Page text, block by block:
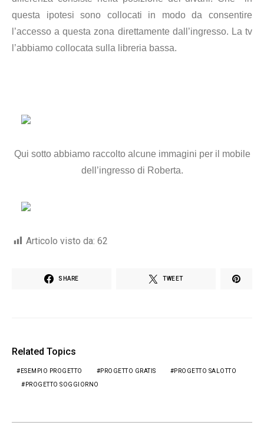
questa ipotesi sono collocati in modo da consentire
l’accesso a questa zona direttamente dall’ingresso. La tv
l’abbiamo collocata sulla libreria bassa.
Qui sotto abbiamo raccolto alcune immagini per il mobile
dell’ingresso di Roberta.
Articolo visto da: 62
SHARE TWEET
Related Topics
ESEMPIO PROGETTO PROGETTO GRATIS PROGETTO SALOTTO
PROGETTO SOGGIORNO